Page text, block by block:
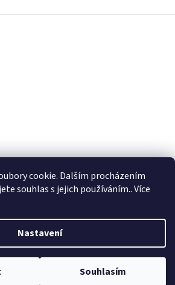
cookie. Dalším procházením
souhlas s jejich používáním.. Více
Nastavení
Souhlasím
Vytvořil Shoptet
jája&týna . Všechna práva vyhrazena.